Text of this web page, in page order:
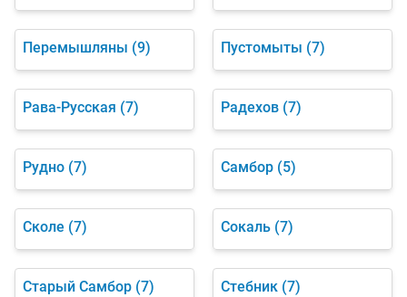
Перемышляны (9) Пустомыты (7)
Рава-Русская (7) Радехов (7)
Рудно (7) Самбор (5)
Сколе (7) Сокаль (7)
Старый Самбор (7) Стебник (7)